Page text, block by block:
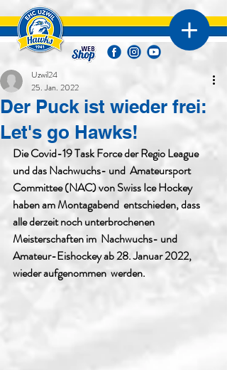
Der Puck ist wieder frei:
Let's go Hawks!
Uzwil24
25. Jan. 2022
Die Covid-19 Task Force der Regio League
und das Nachwuchs- und  Amateursport
Committee (NAC) von Swiss Ice Hockey
haben am Montagabend  entschieden, dass
alle derzeit noch unterbrochenen
Meisterschaften im  Nachwuchs- und
Amateur-Eishockey ab 28. Januar 2022,
wieder aufgenommen  werden.